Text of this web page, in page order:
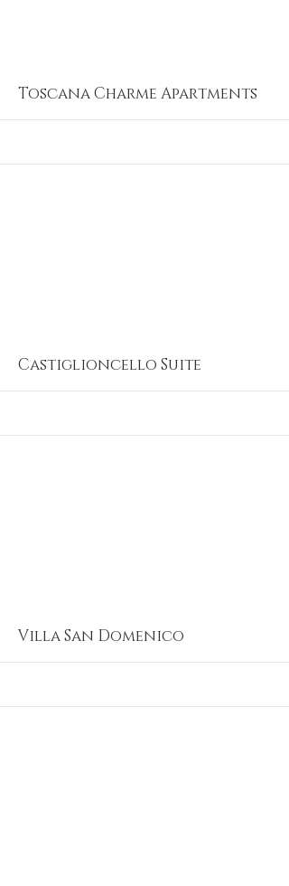
More
Toscana Charme Apartments
More
Castiglioncello Suite
More
Villa San Domenico